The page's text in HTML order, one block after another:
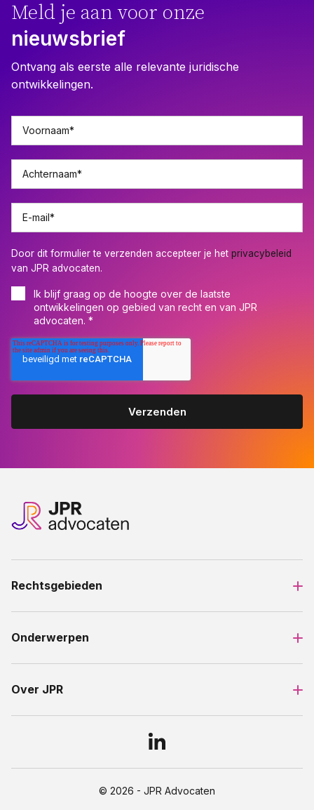
Meld je aan voor onze
nieuwsbrief
Ontvang als eerste alle relevante juridische
ontwikkelingen.
Voornaam*
Achternaam*
E-mail*
Door dit formulier te verzenden accepteer je het privacybeleid
van JPR advocaten.
Ik blijf graag op de hoogte over de laatste
ontwikkelingen op gebied van recht en van JPR
advocaten. *
Rechtsgebieden
Onderwerpen
Over JPR
© 2026 - JPR Advocaten